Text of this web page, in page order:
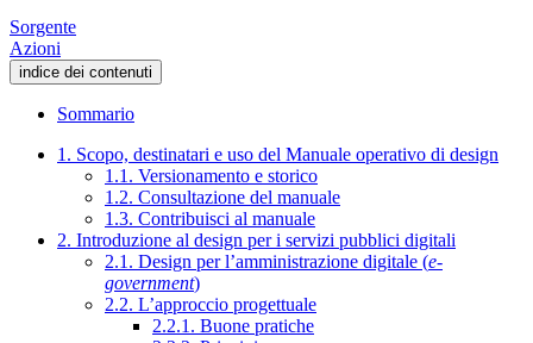
Sorgente
Azioni
indice dei contenuti
Sommario
1. Scopo, destinatari e uso del Manuale operativo di design
1.1. Versionamento e storico
1.2. Consultazione del manuale
1.3. Contribuisci al manuale
2. Introduzione al design per i servizi pubblici digitali
2.1. Design per l’amministrazione digitale (e-
government)
2.2. L’approccio progettuale
2.2.1. Buone pratiche